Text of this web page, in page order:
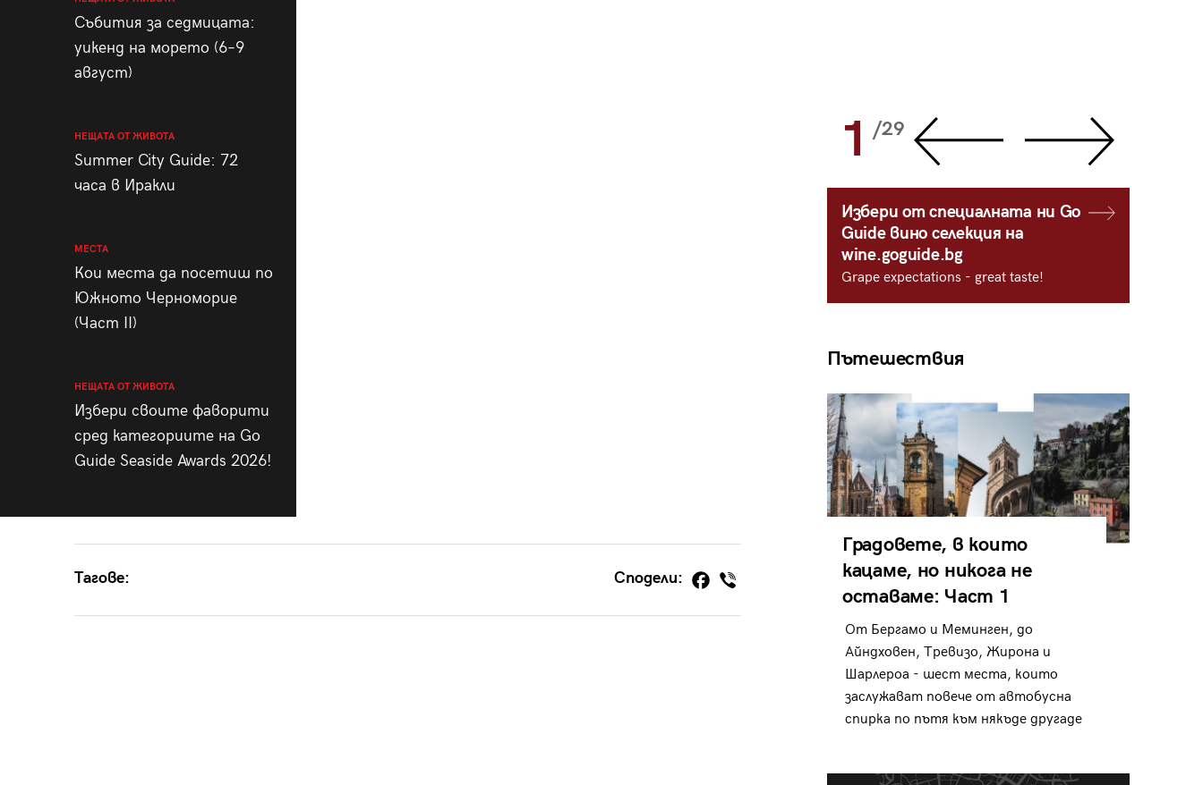
Събития за седмицата:
уикенд на морето (6–9
август)
НЕЩАТА ОТ ЖИВОТА
Summer City Guide: 72
часа в Иракли
МЕСТА
Кои места да посетиш по
Южното Черноморие
(Част II)
НЕЩАТА ОТ ЖИВОТА
Избери своите фаворити
сред категориите на Go
Guide Seaside Awards 2026!
Тагове: Сподели:
28 1 /29
Избери от специалната ни Go
Guide вино селекция на
wine.goguide.bg
Grape expectations - great taste!
Пътешествия
Градовете, в които
кацаме, но никога не
оставаме: Част 1
От Бергамо и Меминген, до
Айндховен, Тревизо, Жирона и
Шарлероа - шест места, които
заслужават повече от автобусна
спирка по пътя към някъде другаде